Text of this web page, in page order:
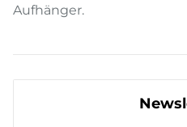
Aufhänger.